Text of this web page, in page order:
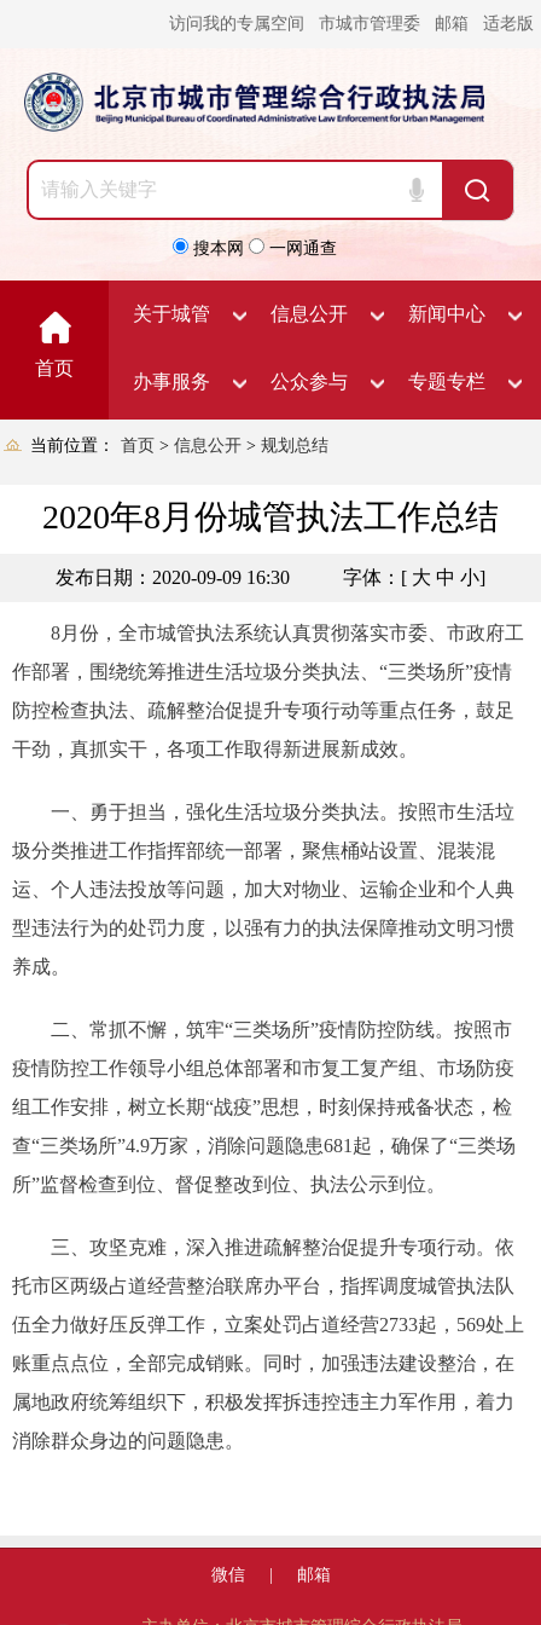
访问我的专属空间 市城市管理委 邮箱 适老版
搜本网 一网通查
首页
关于城管 信息公开 新闻中心
办事服务 公众参与 专题专栏
当前位置： 首页 > 信息公开 > 规划总结
2020年8月份城管执法工作总结
发布日期：2020-09-09 16:30 字体：[ 大 中 小]
8月份，全市城管执法系统认真贯彻落实市委、市政府工
作部署，围绕统筹推进生活垃圾分类执法、“三类场所”疫情
防控检查执法、疏解整治促提升专项行动等重点任务，鼓足
干劲，真抓实干，各项工作取得新进展新成效。
一、勇于担当，强化生活垃圾分类执法。按照市生活垃
圾分类推进工作指挥部统一部署，聚焦桶站设置、混装混
运、个人违法投放等问题，加大对物业、运输企业和个人典
型违法行为的处罚力度，以强有力的执法保障推动文明习惯
养成。
二、常抓不懈，筑牢“三类场所”疫情防控防线。按照市
疫情防控工作领导小组总体部署和市复工复产组、市场防疫
组工作安排，树立长期“战疫”思想，时刻保持戒备状态，检
查“三类场所”4.9万家，消除问题隐患681起，确保了“三类场
所”监督检查到位、督促整改到位、执法公示到位。
三、攻坚克难，深入推进疏解整治促提升专项行动。依
托市区两级占道经营整治联席办平台，指挥调度城管执法队
伍全力做好压反弹工作，立案处罚占道经营2733起，569处上
账重点点位，全部完成销账。同时，加强违法建设整治，在
属地政府统筹组织下，积极发挥拆违控违主力军作用，着力
消除群众身边的问题隐患。
微信 邮箱